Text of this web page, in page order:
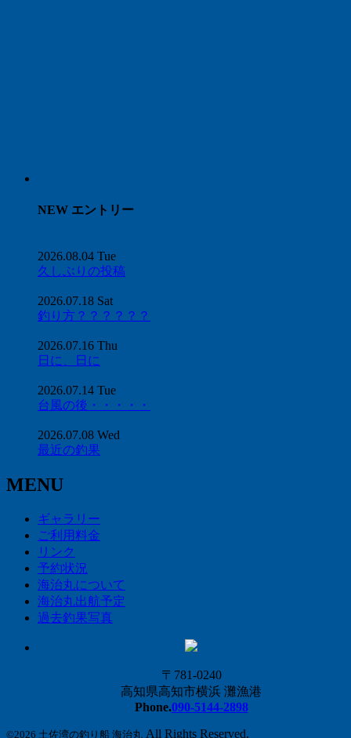
NEW エントリー
2026.08.04 Tue
久しぶりの投稿
2026.07.18 Sat
釣り方？？？？？？
2026.07.16 Thu
日に、日に
2026.07.14 Tue
台風の後・・・・・
2026.07.08 Wed
最近の釣果
MENU
ギャラリー
ご利用料金
リンク
予約状況
海治丸について
海治丸出航予定
過去釣果写真
〒781-0240
高知県高知市横浜 灘漁港
Phone.090-5144-2898
©2026 土佐湾の釣り船 海治丸 All Rights Reserved.